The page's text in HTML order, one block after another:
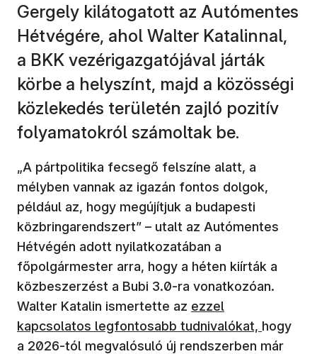
Gergely kilátogatott az Autómentes
Hétvégére, ahol Walter Katalinnal,
a BKK vezérigazgatójával járták
körbe a helyszínt, majd a közösségi
közlekedés területén zajló pozitív
folyamatokról számoltak be.
„A pártpolitika fecsegő felszíne alatt, a
mélyben vannak az igazán fontos dolgok,
például az, hogy megújítjuk a budapesti
közbringarendszert” – utalt az Autómentes
Hétvégén adott nyilatkozatában a
főpolgármester arra, hogy a héten kiírták a
közbeszerzést a Bubi 3.0-ra vonatkozóan.
Walter Katalin ismertette az ezzel
kapcsolatos legfontosabb tudnivalókat, hogy
a 2026-tól megvalósuló új rendszerben már